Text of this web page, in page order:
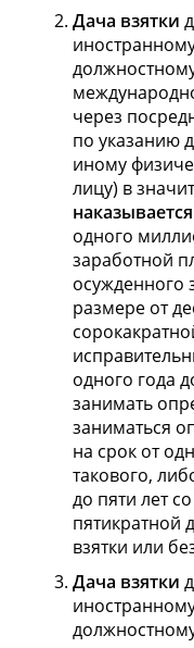
Дача взятки
через
по указанию
иному
лицу) в
наказывается
одного
заработной
осужденного
размере от
одного года
занимать
заниматься
на срок от
такового,
до пяти лет
пятикратной
взятки или
Дача взятки